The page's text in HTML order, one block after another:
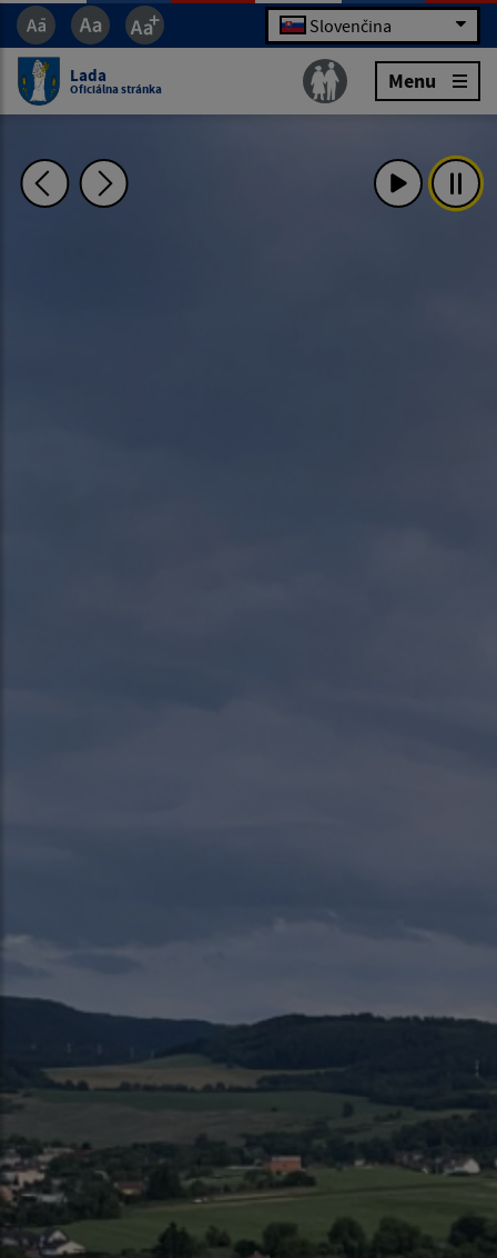
Slovenčina
Lada
Oficiálna stránka Menu